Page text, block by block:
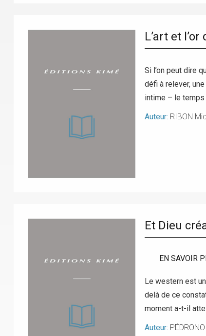
L’art et
Si l’on peut dire
défi à relever,
intime – le temps
Auteur: RIBON
Et Dieu
EN SAVOIR
Le western est
delà de ce
moment a-t-il
Auteur: